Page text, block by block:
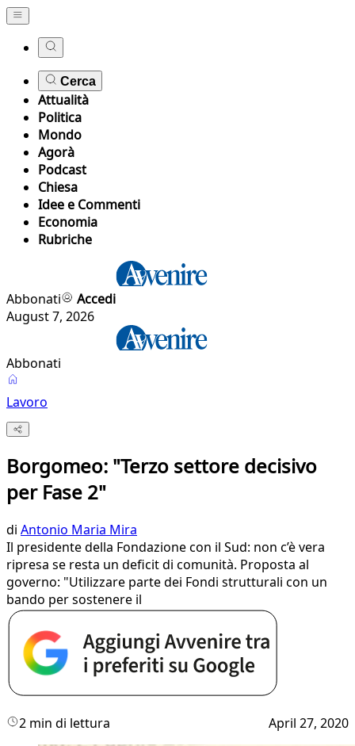
Cerca
Attualità
Politica
Mondo
Agorà
Podcast
Chiesa
Idee e Commenti
Economia
Rubriche
Abbonati
Accedi
August 7, 2026
Abbonati
Lavoro
Borgomeo: "Terzo settore decisivo
per Fase 2"
di Antonio Maria Mira
Il presidente della Fondazione con il Sud: non c’è vera
ripresa se resta un deficit di comunità. Proposta al
governo: "Utilizzare parte dei Fondi strutturali con un
bando per sostenere il
2 min di lettura April 27, 2020